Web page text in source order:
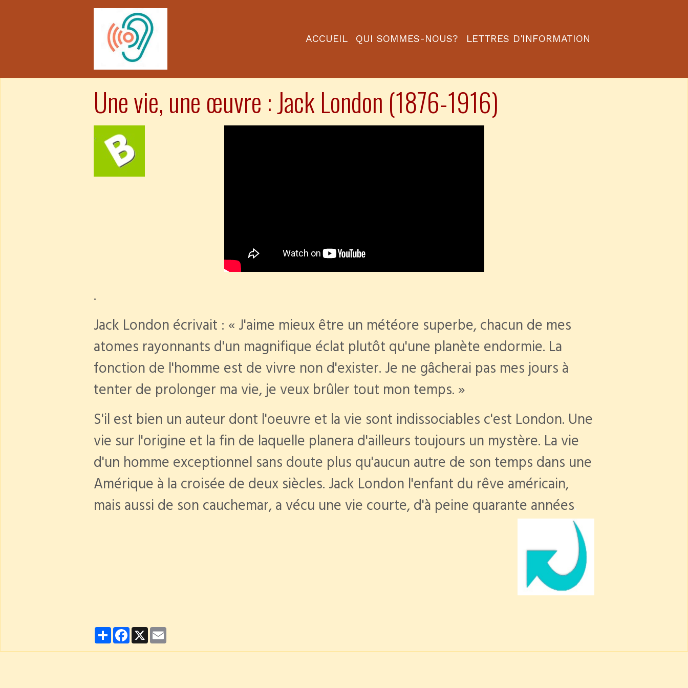
ACCUEIL QUI SOMMES-NOUS? LETTRES D'INFORMATION
Une vie, une œuvre : Jack London (1876-1916)
.
Jack London écrivait : « J'aime mieux être un météore superbe, chacun de mes
atomes rayonnants d'un magnifique éclat plutôt qu'une planète endormie. La
fonction de l'homme est de vivre non d'exister. Je ne gâcherai pas mes jours à
tenter de prolonger ma vie, je veux brûler tout mon temps. »
S'il est bien un auteur dont l'oeuvre et la vie sont indissociables c'est London. Une
vie sur l'origine et la fin de laquelle planera d'ailleurs toujours un mystère. La vie
d'un homme exceptionnel sans doute plus qu'aucun autre de son temps dans une
Amérique à la croisée de deux siècles. Jack London l'enfant du rêve américain,
mais aussi de son cauchemar, a vécu une vie courte, d'à peine quarante années.
PartagerFacebook
X